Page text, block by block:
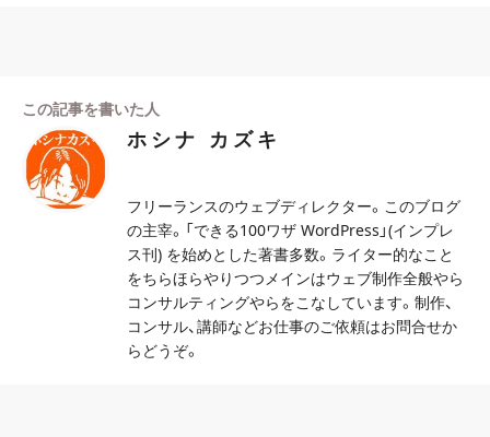
この記事を書いた人
ホシナ カズキ
フリーランスのウェブディレクター。このブログ
の主宰。「できる100ワザ WordPress」(インプレ
ス刊) を始めとした著書多数。ライター的なこと
をちらほらやりつつメインはウェブ制作全般やら
コンサルティングやらをこなしています。制作、
コンサル、講師などお仕事のご依頼はお問合せか
らどうぞ。